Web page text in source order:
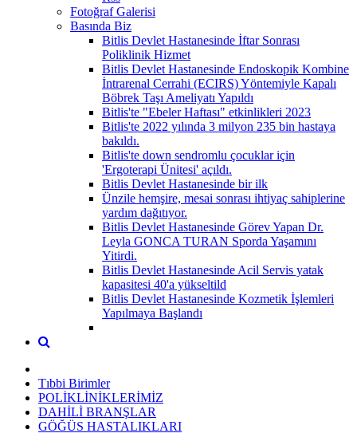
Fotoğraf Galerisi
Basında Biz
Bitlis Devlet Hastanesinde İftar Sonrası
Poliklinik Hizmet
Bitlis Devlet Hastanesinde Endoskopik Kombine
İntrarenal Cerrahi (ECIRS) Yöntemiyle Kapalı
Böbrek Taşı Ameliyatı Yapıldı
Bitlis'te "Ebeler Haftası" etkinlikleri 2023
Bitlis'te 2022 yılında 3 milyon 235 bin hastaya
bakıldı.
Bitlis'te down sendromlu çocuklar için
'Ergoterapi Ünitesi' açıldı.
Bitlis Devlet Hastanesinde bir ilk
Ünzile hemşire, mesai sonrası ihtiyaç sahiplerine
yardım dağıtıyor.
Bitlis Devlet Hastanesinde Görev Yapan Dr.
Leyla GONCA TURAN Sporda Yaşamını
Yitirdi.
Bitlis Devlet Hastanesinde Acil Servis yatak
kapasitesi 40'a yükseltild
Bitlis Devlet Hastanesinde Kozmetik İşlemleri
Yapılmaya Başlandı
Tıbbi Birimler
POLİKLİNİKLERİMİZ
DAHİLİ BRANŞLAR
GÖĞÜS HASTALIKLARI